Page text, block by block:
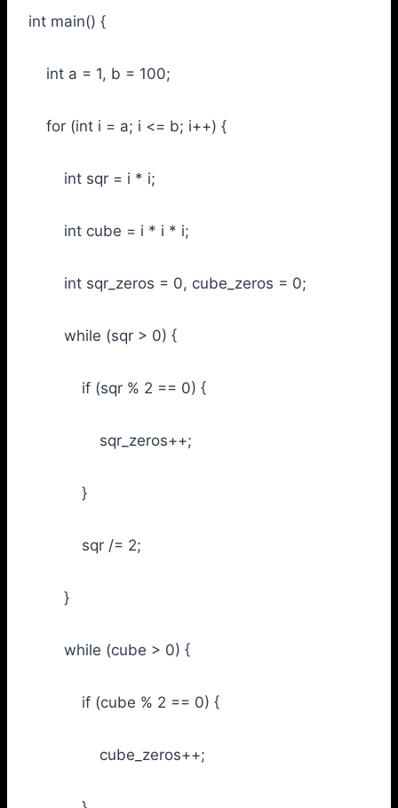
int main() {
int a = 1, b = 100;
for (int i = a; i <= b; i++) {
int sqr = i * i;
int cube = i * i * i;
int sqr_zeros = 0, cube_zeros = 0;
while (sqr > 0) {
if (sqr % 2 == 0) {
sqr_zeros++;
}
sqr /= 2;
}
while (cube > 0) {
if (cube % 2 == 0) {
cube_zeros++;